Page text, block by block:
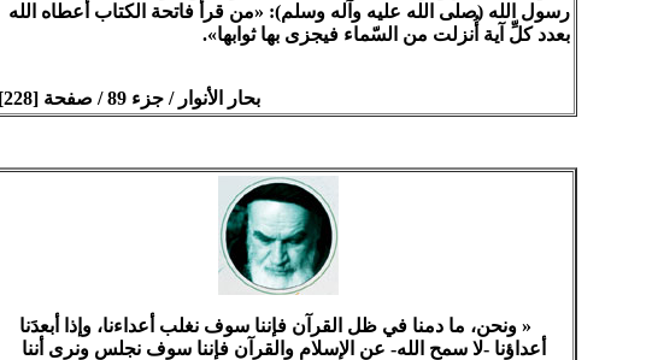
رسول الله (صلى الله عليه وآله وسلم): «من قرأ فاتحة الكتاب أعطاه الله
بعدد كلِّ آية أُنزلت من السّماء فيجزى بها ثوابها».
بحار الأنوار / جزء 89 / صفحة [228]
« ونحن، ما دمنا في ظل القرآن فإننا سوف نغلب أعداءنا، وإذا أبعدَنا
أعداؤنا -لا سمح الله- عن الإسلام والقرآن فإننا سوف نجلس ونرى أننا